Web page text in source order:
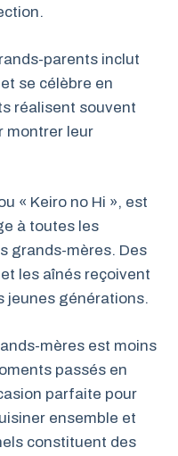
parents inclut
se célèbre en
réalisent souvent
montrer leur
« Keiro no Hi », est
à toutes les
grands-mères. Des
les aînés reçoivent
jeunes générations.
mères est moins
passés en
parfaite pour
ensemble et
constituent des